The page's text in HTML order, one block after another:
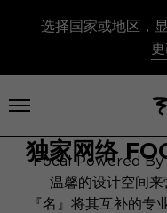
选择国家或地区，
打开菜单
独家网络
Focal Powered By
温馨的设计空间
『名』将其互补的专